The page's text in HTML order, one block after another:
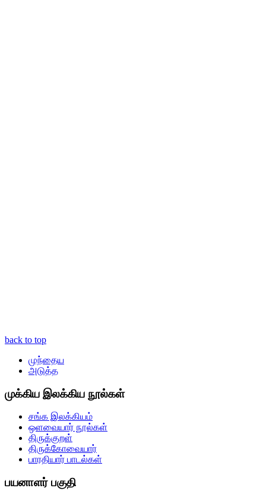
back to top
முந்தைய
அடுத்த
முக்கிய இலக்கிய நூல்கள்
சங்க இலக்கியம்
ஒளவையார் நூல்கள்
திருக்குறள்
திருக்கோவையார்
பாரதியார் பாடல்கள்
பயனாளர் பகுதி